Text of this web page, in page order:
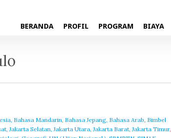
BERANDA PROFIL PROGRAM BIAYA
Bahasa Mandarin, Bahasa Jepang, Bahasa Arab, Bimbel
Jakarta Selatan, Jakarta Utara, Jakarta Barat, Jakarta Timur,